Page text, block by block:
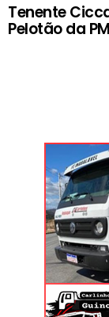
Tenente
Pelotão da